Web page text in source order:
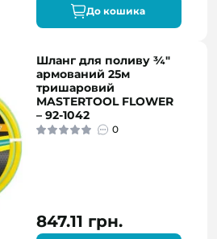
До кошика
Шланг для поливу ¾"
армований 25м
тришаровий
MASTERTOOL FLOWER
– 92-1042
0
847.11 грн.